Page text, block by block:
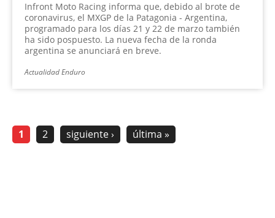
Infront Moto Racing informa que, debido al brote de
coronavirus, el MXGP de la Patagonia - Argentina,
programado para los días 21 y 22 de marzo también
ha sido pospuesto. La nueva fecha de la ronda
argentina se anunciará en breve.
Actualidad Enduro
1 2 siguiente › última »